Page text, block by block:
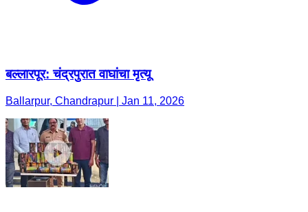
बल्लारपूर: चंद्रपुरात वाघांचा मृत्यू
Ballarpur, Chandrapur | Jan 11, 2026